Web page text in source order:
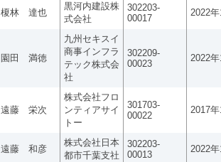
榎林 達也
黒河内建設株
式会社
302203-
00017
2022
園田 満徳
九州セキスイ
商事インフラ
テック株式会
社
302209-
00023
2022
遠藤 栄次
株式会社フロ
ンティアサイ
トー
301703-
00022
2017
遠藤 和彦
株式会社日本
都市千葉支社
302203-
00013
2022